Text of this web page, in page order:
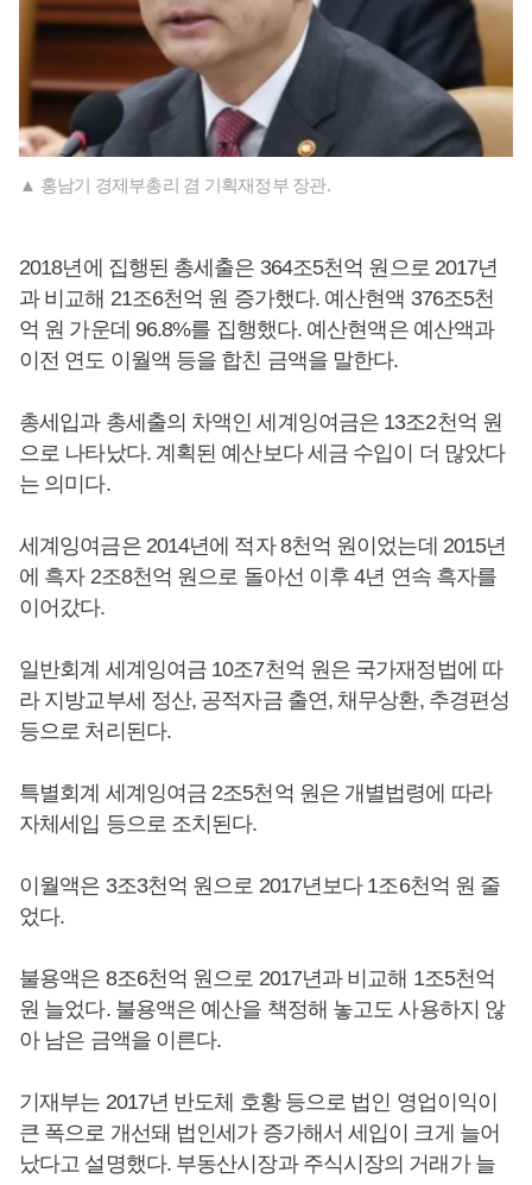
▲ 홍남기 경제부총리 겸 기획재정부 장관.
2018년에 집행된 총세출은 364조5천억 원으로 2017년
과 비교해 21조6천억 원 증가했다. 예산현액 376조5천
억 원 가운데 96.8%를 집행했다. 예산현액은 예산액과
이전 연도 이월액 등을 합친 금액을 말한다.
총세입과 총세출의 차액인 세계잉여금은 13조2천억 원
으로 나타났다. 계획된 예산보다 세금 수입이 더 많았다
는 의미다.
세계잉여금은 2014년에 적자 8천억 원이었는데 2015년
에 흑자 2조8천억 원으로 돌아선 이후 4년 연속 흑자를
이어갔다.
일반회계 세계잉여금 10조7천억 원은 국가재정법에 따
라 지방교부세 정산, 공적자금 출연, 채무상환, 추경편성
등으로 처리된다.
특별회계 세계잉여금 2조5천억 원은 개별법령에 따라
자체세입 등으로 조치된다.
이월액은 3조3천억 원으로 2017년보다 1조6천억 원 줄
었다.
불용액은 8조6천억 원으로 2017년과 비교해 1조5천억
원 늘었다. 불용액은 예산을 책정해 놓고도 사용하지 않
아 남은 금액을 이른다.
기재부는 2017년 반도체 호황 등으로 법인 영업이익이
큰 폭으로 개선돼 법인세가 증가해서 세입이 크게 늘어
났다고 설명했다. 부동산시장과 주식시장의 거래가 늘